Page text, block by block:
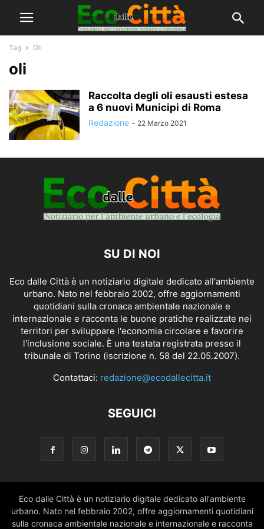
Tag Oli
oli
Raccolta degli oli esausti estesa
a 6 nuovi Municipi di Roma
Redazione - 22 Marzo 2021
SU DI NOI
Eco dalle Città è un notiziario digitale dedicato all'ambiente
urbano. Nato nel febbraio 2002, offre aggiornamenti
quotidiani sulla cronaca ambientale nazionale e
internazionale e racconta le buone pratiche realizzate nei
territori per sviluppare l'economia circolare e favorire
l'inclusione sociale. È una testata registrata presso il
tribunale di Torino (iscrizione n. 58 del 22.05.2007).
Contattaci: redazione@ecodallecitta.it
SEGUICI
Eco dalle Città è un notiziario digitale dedicato all'ambiente
urbano. Nato nel febbraio 2002, offre aggiornamenti quotidiani
sulla cronaca ambientale nazionale e internazionale e racconta